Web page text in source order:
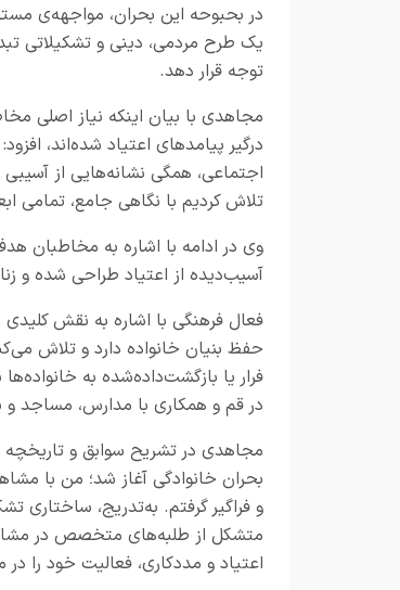
در بحبوحه این بحران، مواجهه‌ی
یک طرح مردمی، دینی و تشکیلاتی
توجه قرار دهد.
مجاهدی با بیان اینکه نیاز اصلی
درگیر پیامدهای اعتیاد شده‌اند،
اجتماعی، همگی نشانه‌هایی از
تلاش کردیم با نگاهی جامع، تمامی
وی در ادامه با اشاره به مخاطبان
آسیب‌دیده از اعتیاد طراحی شده و
فعال فرهنگی با اشاره به نقش
حفظ بنیان خانواده دارد و تلاش
در قم و همکاری با مدارس، مساجد و
مجاهدی در تشریح سوابق و
بحران خانوادگی آغاز شد؛ من با
و فراگیر گرفتم. به‌تدریج، ساختاری
متشکل از طلبه‌های متخصص در
اعتیاد و مددکاری، فعالیت خود را